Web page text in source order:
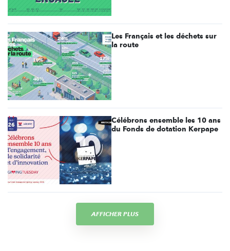
Les Français et les déchets sur
la route
Célébrons ensemble les 10 ans
du Fonds de dotation Kerpape
AFFICHER PLUS